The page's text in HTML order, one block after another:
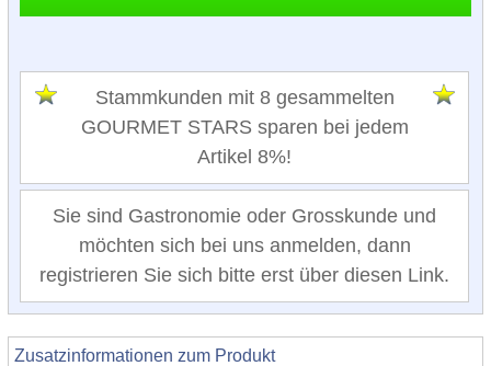
Stammkunden mit 8 gesammelten
GOURMET STARS sparen bei jedem
Artikel 8%!
Sie sind Gastronomie oder Grosskunde und
möchten sich bei uns anmelden, dann
registrieren Sie sich bitte erst über diesen Link.
Zusatzinformationen zum Produkt